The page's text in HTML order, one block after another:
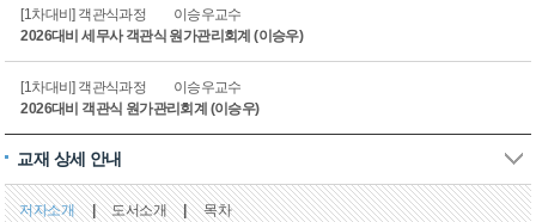
[1차대비] 객관식과정
이승우교수
2026대비 세무사 객관식 원가관리회계 (이승우)
[1차대비] 객관식과정
이승우교수
2026대비 객관식 원가관리회계 (이승우)
교재 상세 안내
저자소개 | 도서소개 | 목차